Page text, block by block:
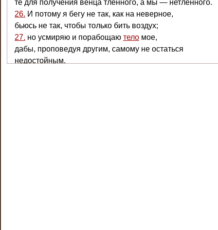
те для получения венца тленного, а мы — нетленного.
26. И потому я бегу не так, как на неверное,
бьюсь не так, чтобы только бить воздух;
27. но усмиряю и порабощаю тело мое,
дабы, проповедуя другим, самому не остаться
недостойным.